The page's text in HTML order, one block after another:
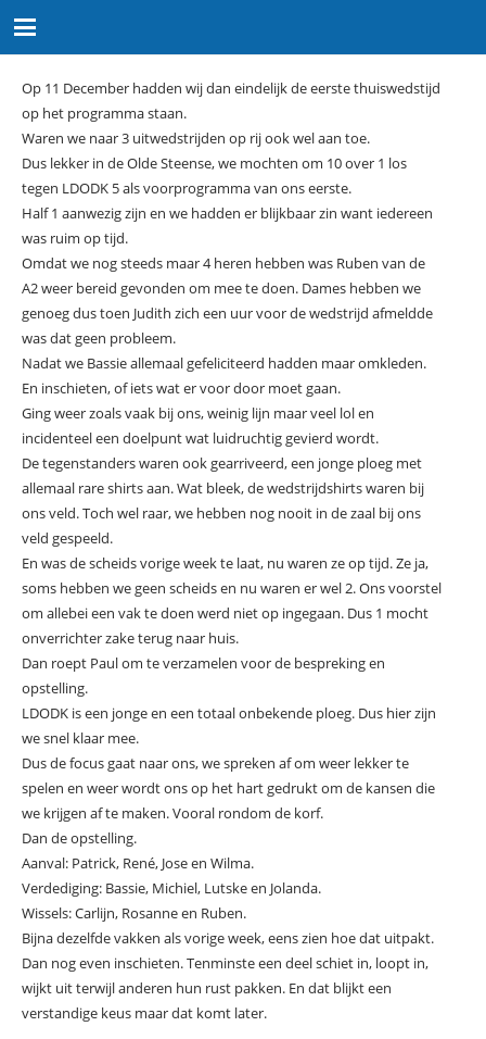
Op 11 December hadden wij dan eindelijk de eerste thuiswedstijd
op het programma staan.
Waren we naar 3 uitwedstrijden op rij ook wel aan toe.
Dus lekker in de Olde Steense, we mochten om 10 over 1 los
tegen LDODK 5 als voorprogramma van ons eerste.
Half 1 aanwezig zijn en we hadden er blijkbaar zin want iedereen
was ruim op tijd.
Omdat we nog steeds maar 4 heren hebben was Ruben van de
A2 weer bereid gevonden om mee te doen. Dames hebben we
genoeg dus toen Judith zich een uur voor de wedstrijd afmeldde
was dat geen probleem.
Nadat we Bassie allemaal gefeliciteerd hadden maar omkleden.
En inschieten, of iets wat er voor door moet gaan.
Ging weer zoals vaak bij ons, weinig lijn maar veel lol en
incidenteel een doelpunt wat luidruchtig gevierd wordt.
De tegenstanders waren ook gearriveerd, een jonge ploeg met
allemaal rare shirts aan. Wat bleek, de wedstrijdshirts waren bij
ons veld. Toch wel raar, we hebben nog nooit in de zaal bij ons
veld gespeeld.
En was de scheids vorige week te laat, nu waren ze op tijd. Ze ja,
soms hebben we geen scheids en nu waren er wel 2. Ons voorstel
om allebei een vak te doen werd niet op ingegaan. Dus 1 mocht
onverrichter zake terug naar huis.
Dan roept Paul om te verzamelen voor de bespreking en
opstelling.
LDODK is een jonge en een totaal onbekende ploeg. Dus hier zijn
we snel klaar mee.
Dus de focus gaat naar ons, we spreken af om weer lekker te
spelen en weer wordt ons op het hart gedrukt om de kansen die
we krijgen af te maken. Vooral rondom de korf.
Dan de opstelling.
Aanval: Patrick, René, Jose en Wilma.
Verdediging: Bassie, Michiel, Lutske en Jolanda.
Wissels: Carlijn, Rosanne en Ruben.
Bijna dezelfde vakken als vorige week, eens zien hoe dat uitpakt.
Dan nog even inschieten. Tenminste een deel schiet in, loopt in,
wijkt uit terwijl anderen hun rust pakken. En dat blijkt een
verstandige keus maar dat komt later.